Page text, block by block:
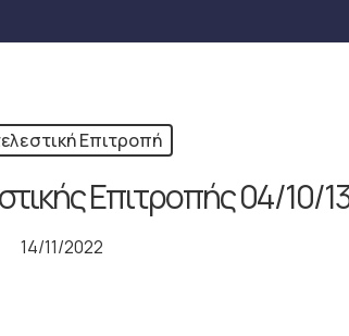
Επιτροπή
Επιτροπής 04/10/
14/11/2022